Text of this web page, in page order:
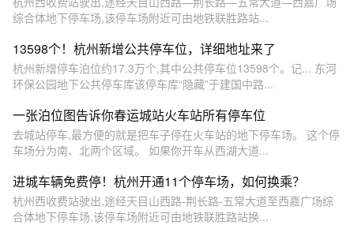
综合体地下停车场,该停车场附近可由地铁联胜路站...
13598个！杭州新增公共停车位，详细地址来了
杭州新增停车泊位约17.3万个,其中公共停车位13598个。记... 东河
环保公园地下公共停车库该停车库“隐藏”于建国中路...
一张泊位图告诉你春运城站火车站所有停车位
去城站停车,最方便的就是把车子停在火车站的地下停车场。 这个停
车场分为南、北两个区域。 如果你开车从西湖大道...
进城车辆免费停！杭州开通11个停车场，如何换乘？
杭州西收费站驶出,途经天目山西路-荆长路-五常大道至西嘉广场综
合体地下停车场,该停车场附近可由地铁联胜路站换...